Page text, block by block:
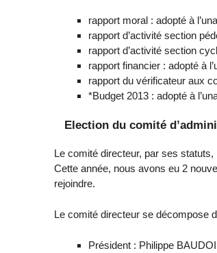
rapport moral : adopté à
rapport d’activité section
rapport d’activité section
rapport financier : adopté à
rapport du vérificateur aux
*Budget 2013 : adopté à
Election du comité
Le comité directeur, par ses
Cette année, nous avons eu 2
rejoindre.
Le comité directeur se décompose
Président : Philippe